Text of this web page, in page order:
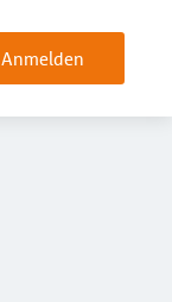
Anmelden